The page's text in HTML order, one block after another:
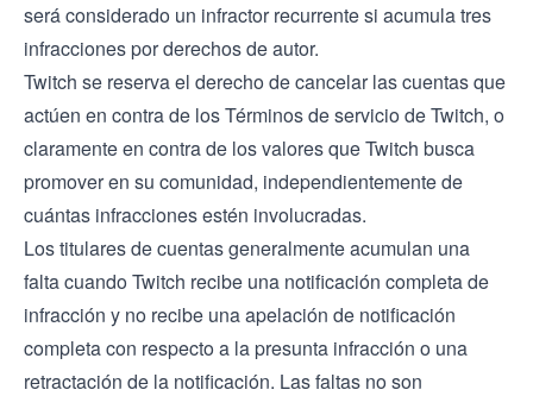
será considerado un infractor recurrente si acumula tres
infracciones por derechos de autor.
Twitch se reserva el derecho de cancelar las cuentas que
actúen en contra de losTérminos de serviciode Twitch, o
claramente en contra de los valores que Twitch busca
promover en su comunidad, independientemente de
cuántas infracciones estén involucradas.
Los titulares de cuentas generalmente acumulan una
falta cuando Twitch recibe una notificación completa de
infracción y no recibe una apelación de notificación
completa con respecto a la presunta infracción o una
retractación de la notificación. Las faltas no son